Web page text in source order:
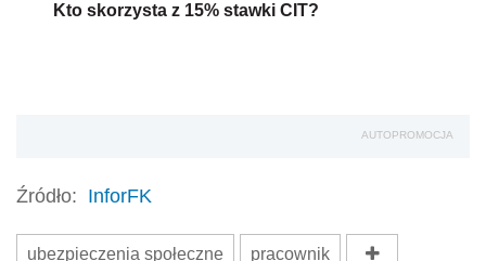
Kto skorzysta z 15% stawki CIT?
AUTOPROMOCJA
Źródło: InforFK
ubezpieczenia społeczne pracownik